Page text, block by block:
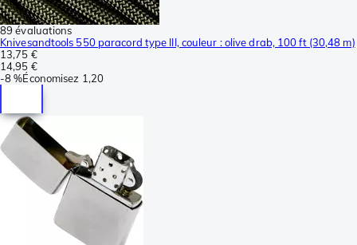
89 évaluations
Knivesandtools 550 paracord type III, couleur : olive drab, 100 ft (30,48 m)
13,75 €
14,95 €
-8 %Économisez 1,20